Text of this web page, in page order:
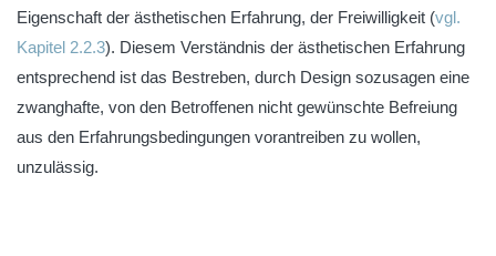
Eigenschaft der ästhetischen Erfahrung, der Freiwilligkeit (vgl.
Kapitel 2.2.3). Diesem Verständnis der ästhetischen Erfahrung
entsprechend ist das Bestreben, durch Design sozusagen eine
zwanghafte, von den Betroffenen nicht gewünschte Befreiung
aus den Erfahrungsbedingungen vorantreiben zu wollen,
unzulässig.